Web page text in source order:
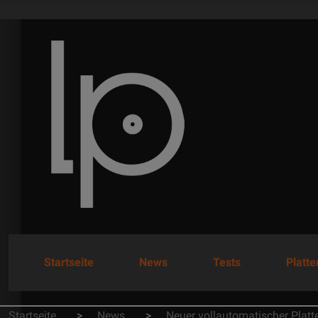
Startseite News Tests